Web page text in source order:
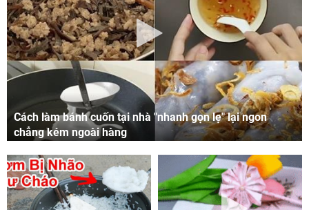
Cách làm bánh cuốn tại nhà "nhanh gọn lẹ" lại ngon
chẳng kém ngoài hàng